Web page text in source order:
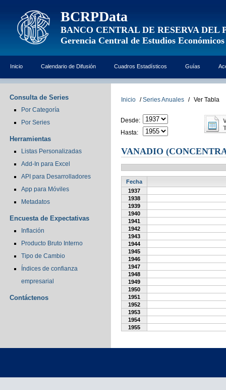
BCRPData
BANCO CENTRAL DE RESERVA DEL
Gerencia Central de Estudios Económicos
Inicio Calendario de Difusión Cuadros Estadísticos Guías
Consulta de Series
Por Categoría
Por Series
Herramientas
Listas Personalizadas
Add-In para Excel
API para Desarrolladores
App para Móviles
Metadatos
Encuesta de Expectativas
Inflación
Producto Bruto Interno
Tipo de Cambio
Índices de confianza
empresarial
Contáctenos
Inicio / Series Anuales / Ver Tabla
Desde:
Hasta:
VANADIO
Fecha
1937
1938
1939
1940
1941
1942
1943
1944
1945
1946
1947
1948
1949
1950
1951
1952
1953
1954
1955